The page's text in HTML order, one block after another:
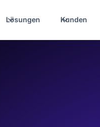
Lösungen Kunden